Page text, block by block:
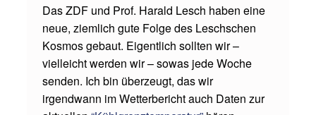
C
H
S
K
O
Das ZDF und Prof. Harald Lesch haben eine
neue, ziemlich gute Folge des Leschschen
Kosmos gebaut. Eigentlich sollten wir –
vielleicht werden wir – sowas jede Woche
senden. Ich bin überzeugt, das wir
irgendwann im Wetterbericht auch Daten zur